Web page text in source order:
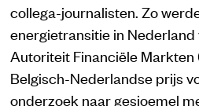
collega-journalisten. Zo
energietransitie in
Autoriteit Financiële Markten
Belgisch-Nederlandse prijs
onderzoek naar gesjoemel